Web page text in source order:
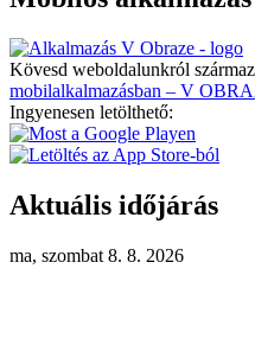
Kövesd weboldalunkról
mobilalkalmazásban – V
Ingyenesen letölthető:
Aktuális időjárás
ma, szombat 8. 8. 2026